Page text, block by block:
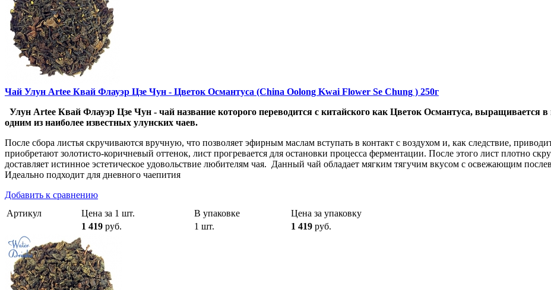
Чай Улун Artee Квай Флауэр Цзе Чун - Цветок Османтуса (China Oolong Kwai Flower Se Chung ) 250г
Улун Artee Квай Флауэр Цзе Чун - чай название которого переводится с китайского как Цветок Османтуса, выращивается
одним из наиболее известных улунских чаев.
После сбора листья скручиваются вручную, что позволяет эфирным маслам вступать в контакт с воздухом и, как следствие,
приобретают золотисто-коричневый оттенок, лист прогревается для остановки процесса ферментации. После этого лист плотно
доставляет истинное эстетическое удовольствие любителям чая. Данный чай обладает мягким тягучим вкусом с освежающим
Идеально подходит для дневного чаепития
Добавить к сравнению
Артикул
Цена за 1 шт. В упаковке
Цена за упаковку
1 419 руб. 1 шт. 1 419 руб.